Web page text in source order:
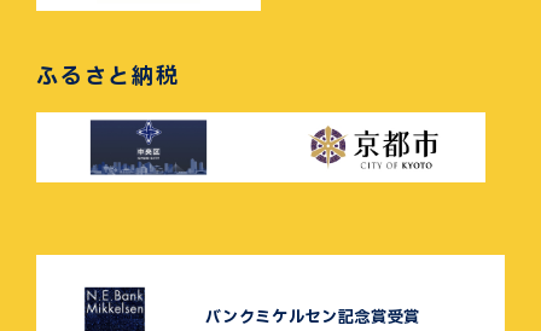
ふるさと納税
バンクミケルセン記念賞受賞